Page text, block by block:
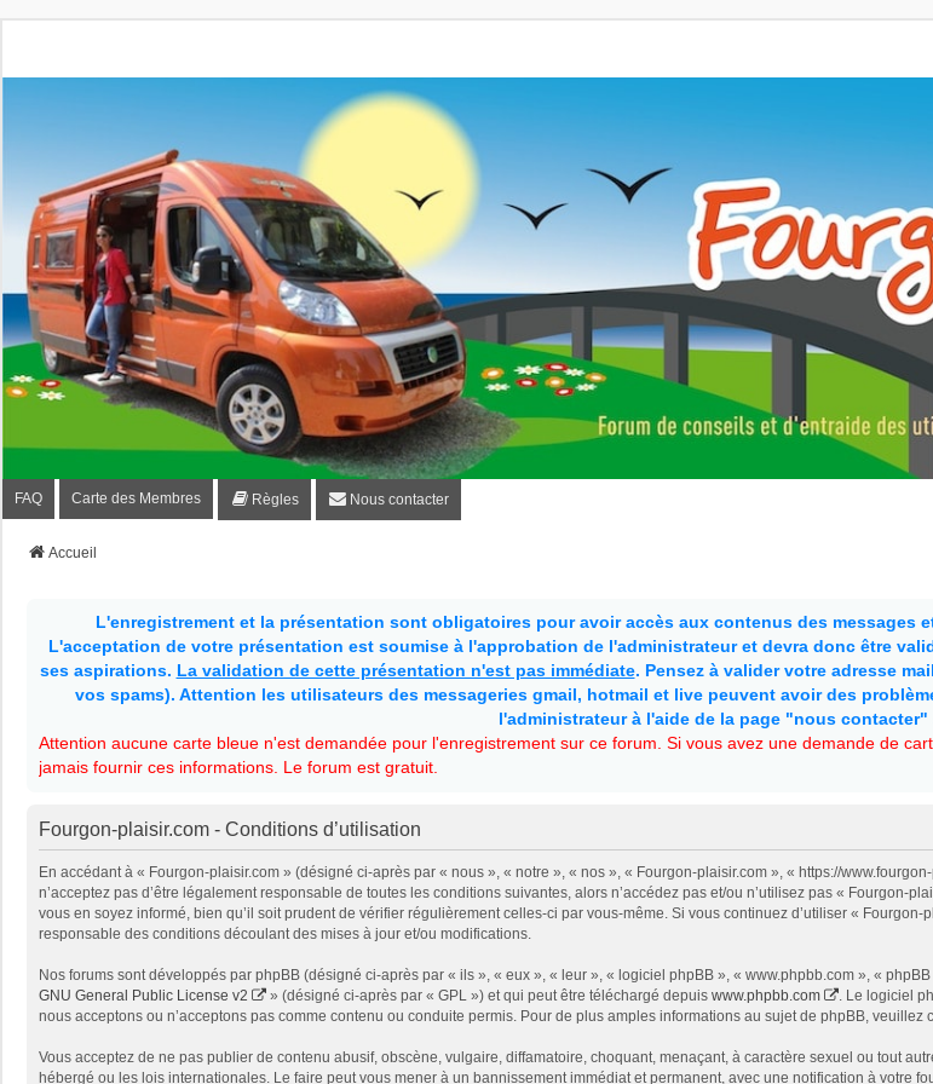
Fourgon-plaisir.com
Forum de conseils et d'entraide des utilisateurs de fourgons, fourgons aménagés, vans et de camping-car.
FAQ Carte des Membres Règles Nous contacter
Accueil
L'enregistrement et la présentation sont obligatoires pour avoir accès aux contenus des
L'acceptation de votre présentation est soumise à l'approbation de l'administrateur et devra donc être
ses aspirations. La validation de cette présentation n'est pas immédiate. Pensez à valider votre adresse
vos spams). Attention les utilisateurs des messageries gmail, hotmail et live peuvent avoir des
l'administrateur à l'aide de la page "nous
Attention aucune carte bleue n'est demandée pour l'enregistrement sur ce forum. Si vous avez une demande de
jamais fournir ces informations. Le forum est gratuit.
Fourgon-plaisir.com - Conditions d’utilisation
En accédant à « Fourgon-plaisir.com » (désigné ci-après par « nous », « notre », « nos », « Fourgon-plaisir.com », « https://
n’acceptez pas d’être légalement responsable de toutes les conditions suivantes, alors n’accédez pas et/ou n’utilisez pas « Fourgon-
vous en soyez informé, bien qu’il soit prudent de vérifier régulièrement celles-ci par vous-même. Si vous continuez d’utiliser «
responsable des conditions découlant des mises à jour et/ou modifications.
Nos forums sont développés par phpBB (désigné ci-après par « ils », « eux », « leur », « logiciel phpBB », « www.phpbb.com », «
GNU General Public License v2
» (désigné ci-après par « GPL ») et qui peut être téléchargé depuis www.phpbb.com
. Le logiciel
nous acceptons ou n’acceptons pas comme contenu ou conduite permis. Pour de plus amples informations au sujet de phpBB, veuillez
Vous acceptez de ne pas publier de contenu abusif, obscène, vulgaire, diffamatoire, choquant, menaçant, à caractère sexuel ou tout
hébergé ou les lois internationales. Le faire peut vous mener à un bannissement immédiat et permanent, avec une notification à votre